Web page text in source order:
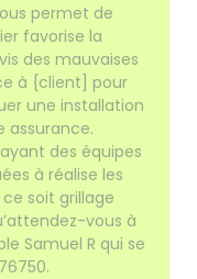
permet de
favorise la
des mauvaises
à {client] pour
une installation
assurance.
des équipes
à réalise les
soit grillage
vous à
Samuel R qui se